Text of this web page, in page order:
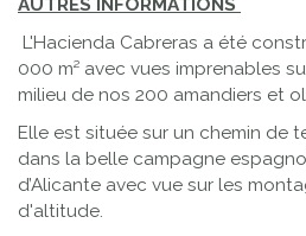
AUTRES INFORMATIONS
L'Hacienda Cabreras a été
000 m² avec vues imprenables
milieu de nos 200 amandiers et
Elle est située sur un chemin de
dans la belle campagne
d’Alicante avec vue sur les
d'altitude.